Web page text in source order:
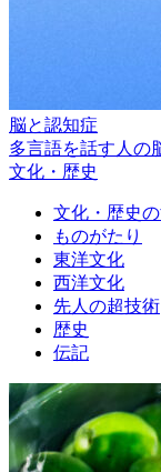
脳と認知症
多言語を話す人
文化・歴史
文化・歴史
ものがたり
東洋文化
西洋文化
先人の超技術
歴史
伝記